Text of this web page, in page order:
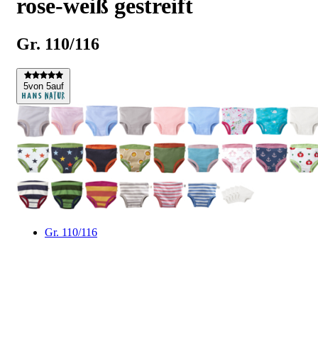
rose-weiß gestreift
Gr. 110/116
5von 5auf
Gr. 110/116